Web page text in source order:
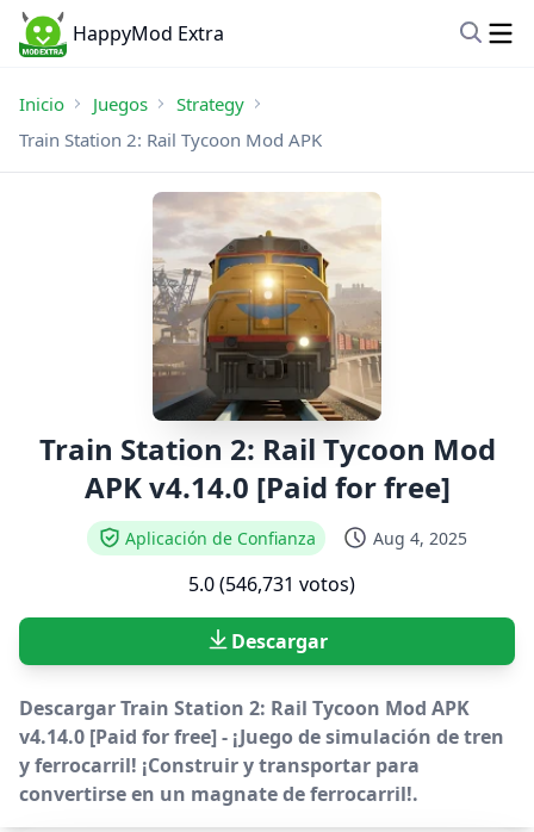
HappyMod Extra
Inicio Juegos
Strategy
Train Station 2: Rail Tycoon Mod APK
Train Station 2: Rail Tycoon Mod
APK v4.14.0 [Paid for free]
Aplicación de Confianza Aug 4, 2025
5.0 (546,731 votos)
Descargar
Descargar Train Station 2: Rail Tycoon Mod APK
v4.14.0 [Paid for free] - ¡Juego de simulación de tren
y ferrocarril! ¡Construir y transportar para
convertirse en un magnate de ferrocarril!.